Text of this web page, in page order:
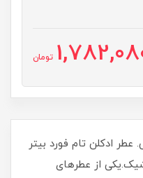
تومان
ادکلن تام فورد بیتر
از عطرهای